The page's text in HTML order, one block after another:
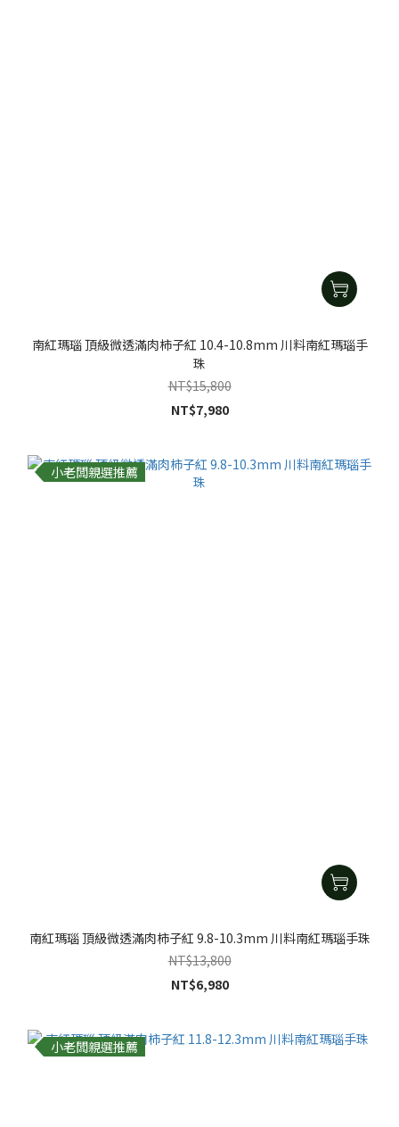
南紅瑪瑙 頂級微透滿肉柿子紅 10.4-10.8mm 川料南紅瑪瑙手
珠
NT$15,800
NT$7,980
小老闆親選推薦
南紅瑪瑙 頂級微透滿肉柿子紅 9.8-10.3mm 川料南紅瑪瑙手珠
NT$13,800
NT$6,980
小老闆親選推薦